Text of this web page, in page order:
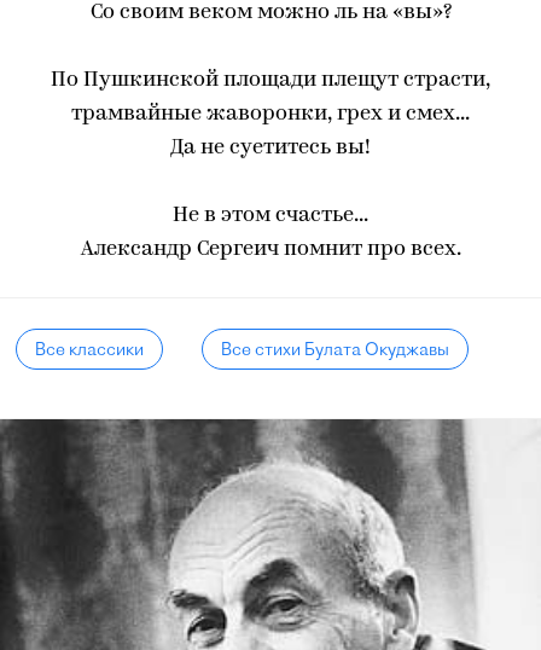
Со своим веком можно ль на «вы»?
По Пушкинской площади плещут страсти,
трамвайные жаворонки, грех и смех...
Да не суетитесь вы!
Не в этом счастье...
Александр Сергеич помнит про всех.
Все классики Все стихи Булата Окуджавы